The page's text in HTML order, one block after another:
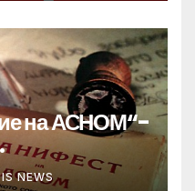
на АСНОМ“-
NEWS